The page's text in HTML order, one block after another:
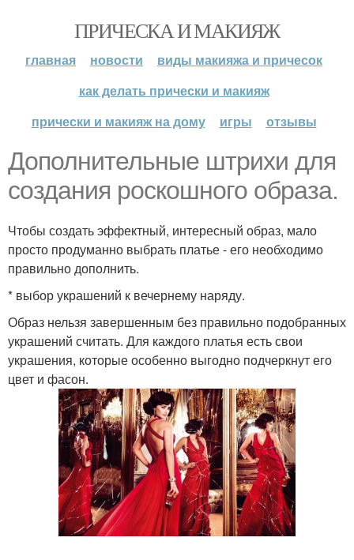
ПРИЧЕСКА И МАКИЯЖ
главная новости
виды макияжа и причесок
как делать прически и макияж
прически и макияж на дому
игры отзывы
Дополнительные штрихи для
создания роскошного образа.
Чтобы создать эффектный, интересный образ, мало
просто продуманно выбрать платье - его необходимо
правильно дополнить.
* выбор украшений к вечернему наряду.
Образ нельзя завершенным без правильно подобранных
украшений считать. Для каждого платья есть свои
украшения, которые особенно выгодно подчеркнут его
цвет и фасон.